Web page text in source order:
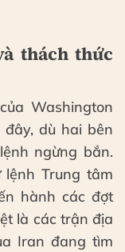
thách thức
Washington
dù hai bên
ngừng bắn.
lệnh Trung tâm
hành các đợt
là các trận địa
Iran đang tìm